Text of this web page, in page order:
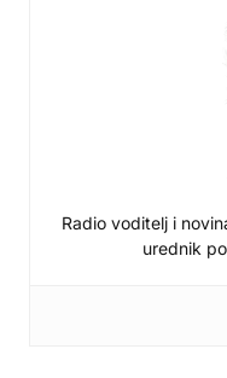
Radio voditelj i
urednik